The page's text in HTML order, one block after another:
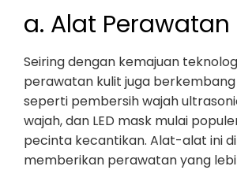
a. Alat Perawatan
Seiring dengan kemajuan
perawatan kulit juga
seperti pembersih wajah
wajah, dan LED mask mulai
pecinta kecantikan. Alat-alat ini
memberikan perawatan yang